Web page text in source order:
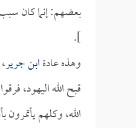
بعضهم: إنما كان
].
وهذه عادةابن جرير
قبح الله اليهود،
الله، وكلهم يأتمرون